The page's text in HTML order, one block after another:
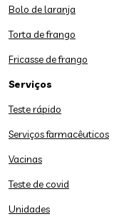
Bolo de laranja
Torta de frango
Fricasse de frango
Serviços
Teste rápido
Serviços farmacêuticos
Vacinas
Teste de covid
Unidades